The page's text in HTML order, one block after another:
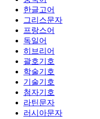
한글고어
그리스문자
프랑스어
독일어
히브리어
괄호기호
학술기호
기술기호
첨자기호
라틴문자
러시아문자